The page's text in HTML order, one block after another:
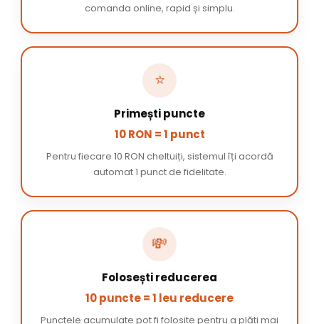
comanda online, rapid și simplu.
⭐
Primești puncte
10 RON = 1 punct
Pentru fiecare 10 RON cheltuiți, sistemul îți acordă
automat 1 punct de fidelitate.
💸
Folosești reducerea
10 puncte = 1 leu reducere
Punctele acumulate pot fi folosite pentru a plăti mai